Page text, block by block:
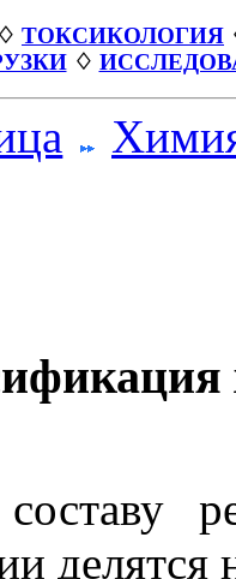
♢ ТОКСИКОЛОГИЯ
♢
делятся